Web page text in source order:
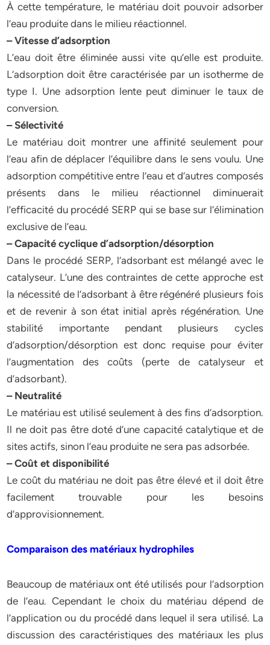
À cette température, le matériau doit pouvoir adsorber
l’eau produite dans le milieu réactionnel.
– Vitesse d’adsorption
L’eau doit être éliminée aussi vite qu’elle est produite.
L’adsorption doit être caractérisée par un isotherme de
type I. Une adsorption lente peut diminuer le taux de
conversion.
– Sélectivité
Le matériau doit montrer une affinité seulement pour
l’eau afin de déplacer l’équilibre dans le sens voulu. Une
adsorption compétitive entre l’eau et d’autres composés
présents dans le milieu réactionnel diminuerait
l’efficacité du procédé SERP qui se base sur l’élimination
exclusive de l’eau.
– Capacité cyclique d’adsorption/désorption
Dans le procédé SERP, l’adsorbant est mélangé avec le
catalyseur. L’une des contraintes de cette approche est
la nécessité de l’adsorbant à être régénéré plusieurs fois
et de revenir à son état initial après régénération. Une
stabilité importante pendant plusieurs cycles
d’adsorption/désorption est donc requise pour éviter
l’augmentation des coûts (perte de catalyseur et
d’adsorbant).
– Neutralité
Le matériau est utilisé seulement à des fins d’adsorption.
Il ne doit pas être doté d’une capacité catalytique et de
sites actifs, sinon l’eau produite ne sera pas adsorbée.
– Coût et disponibilité
Le coût du matériau ne doit pas être élevé et il doit être
facilement trouvable pour les besoins
d’approvisionnement.
Comparaison des matériaux hydrophiles
Beaucoup de matériaux ont été utilisés pour l’adsorption
de l’eau. Cependant le choix du matériau dépend de
l’application ou du procédé dans lequel il sera utilisé. La
discussion des caractéristiques des matériaux les plus